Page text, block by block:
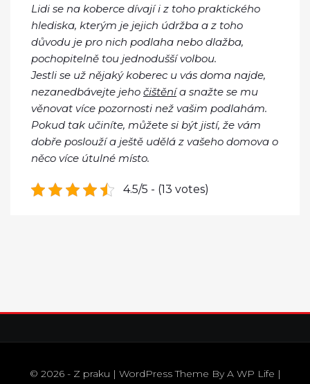
Lidi se na koberce dívají i z toho praktického
hlediska, kterým je jejich údržba a z toho
důvodu je pro nich podlaha nebo dlažba,
pochopitelně tou jednodušší volbou.
Jestli se už nějaký koberec u vás doma najde,
nezanedbávejte jeho čištěnía snažte se mu
věnovat více pozornosti než vašim podlahám.
Pokud tak učiníte, můžete si být jistí, že vám
dobře poslouží a ještě udělá z vašeho domova o
něco více útulné místo.
4.5/5 - (13 votes)
© 2026 - Z praku | WordPress Theme ByA WP Life |